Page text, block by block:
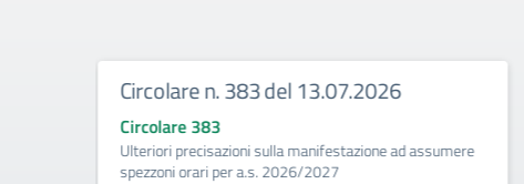
Circolare n. 383 del 13.07.2026
Circolare 383
Ulteriori precisazioni sulla manifestazione ad assumere
spezzoni orari per a.s. 2026/2027